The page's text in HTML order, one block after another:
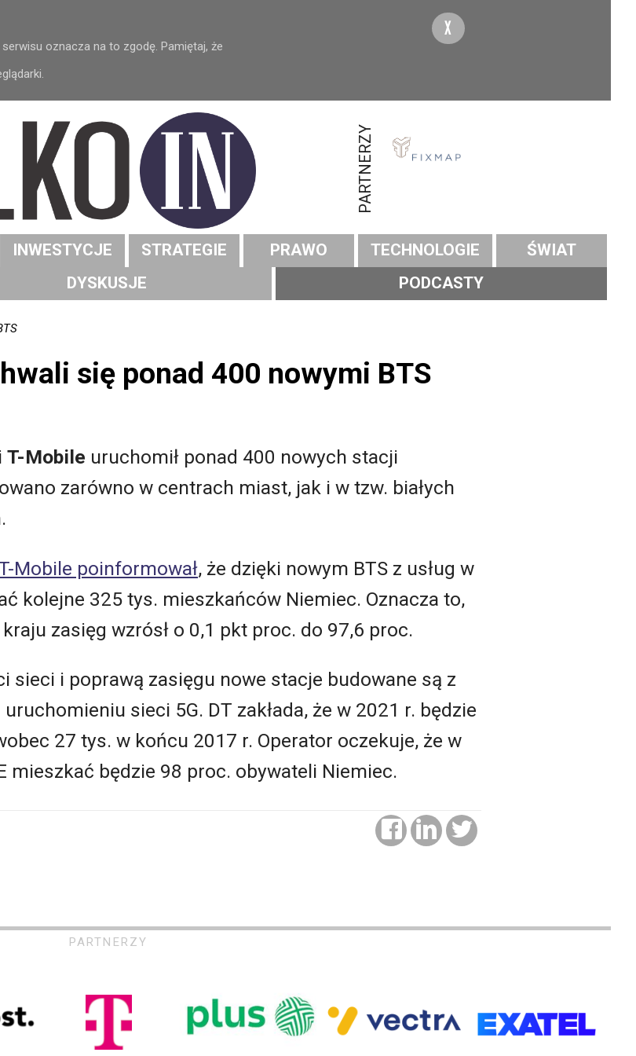
oznacza na to zgodę. Pamiętaj, że
X
PARTNERZY
INWESTYCJE STRATEGIE PRAWO TECHNOLOGIE
ŚWIAT
DYSKUSJE PODCASTY
się ponad 400 nowymi BTS
T-Mobile uruchomił ponad 400 nowych stacji
zarówno w centrach miast, jak i w tzw. białych
Mobile poinformował, że dzięki nowym BTS z usług w
kolejne 325 tys. mieszkańców Niemiec. Oznacza to,
zasięg wzrósł o 0,1 pkt proc. do 97,6 proc.
sieci i poprawą zasięgu nowe stacje budowane są z
sieci 5G. DT zakłada, że w 2021 r. będzie
27 tys. w końcu 2017 r. Operator oczekuje, że w
mieszkać będzie 98 proc. obywateli Niemiec.
PARTNERZY